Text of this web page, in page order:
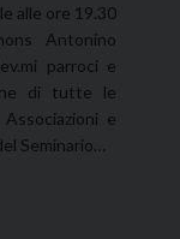
alle ore 19.30
Antonino
parroci e
di tutte le
e
Seminario…